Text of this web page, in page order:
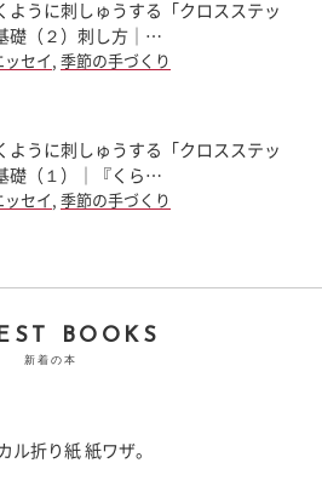
ように刺しゅうする「クロスステッ
礎（２）刺し方｜…
ッセイ 季節の手づくり
ように刺しゅうする「クロスステッ
礎（１）｜『くら…
ッセイ 季節の手づくり
BOOKS
新着の本
ル折り紙 紙ワザ。